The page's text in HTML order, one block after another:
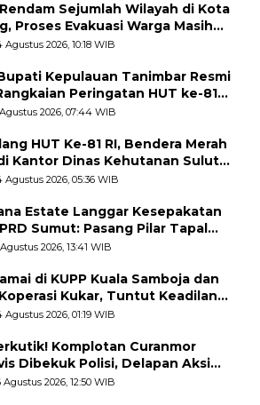
Sejumlah Wilayah di Kota
Proses Evakuasi Warga Masih
Agustus 2026, 10:18 WIB
Kepulauan Tanimbar Resmi
Peringatan HUT ke-81
RI, ASN Diajak Perkuat
2026, 07:44 WIB
HUT Ke-81 RI, Bendera Merah
Kantor Dinas Kehutanan Sulut
Warga
Agustus 2026, 05:36 WIB
Estate Langgar Kesepakatan
Sumut: Pasang Pilar Tapal
Tanpa Libatkan
2026, 13:41 WIB
di KUPP Kuala Samboja dan
Kukar, Tuntut Keadilan
Kerja yang Adil
Agustus 2026, 01:19 WIB
Komplotan Curanmor
Dibekuk Polisi, Delapan Aksi
Di Candipuro Terungkap
Agustus 2026, 12:50 WIB